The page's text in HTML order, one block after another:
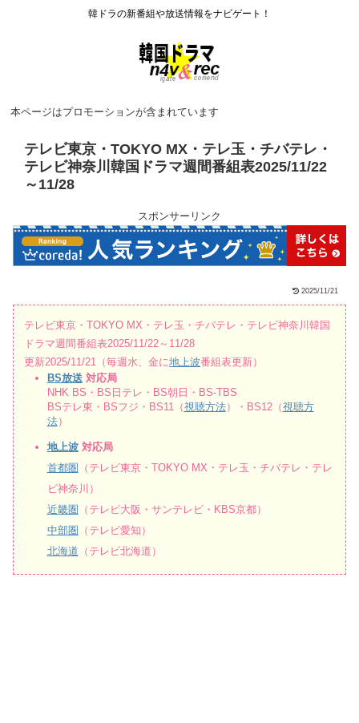
韓ドラの新番組や放送情報をナビゲート！
本ページはプロモーションが含まれています
テレビ東京・TOKYO MX・テレ玉・チバテレ・
テレビ神奈川韓国ドラマ週間番組表2025/11/22
～11/28
スポンサーリンク
2025/11/21
テレビ東京・TOKYO MX・テレ玉・チバテレ・テレビ神奈川韓国
ドラマ週間番組表2025/11/22～11/28
更新2025/11/21（毎週水、金に地上波番組表更新）
BS放送 対応局
NHK BS・BS日テレ・BS朝日・BS-TBS
BSテレ東・BSフジ・BS11（視聴方法）・BS12（視聴方
法）
地上波対応局
首都圏 （テレビ東京・TOKYO MX・テレ玉・チバテレ・テレ
ビ神奈川）
近畿圏 （テレビ大阪・サンテレビ・KBS京都）
中部圏 （テレビ愛知）
北海道 （テレビ北海道）